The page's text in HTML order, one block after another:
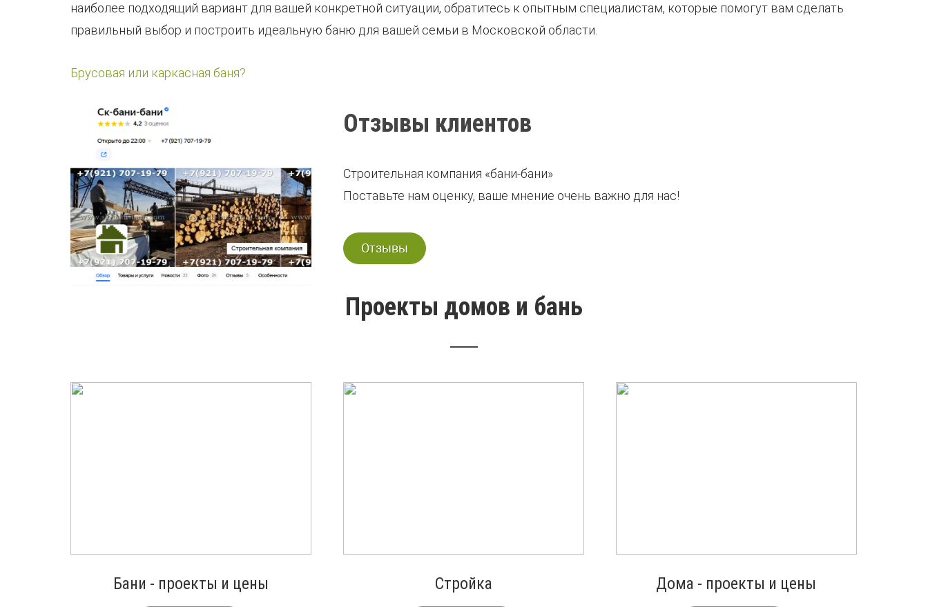
наиболее подходящий вариант для вашей конкретной ситуации, обратитесь к опытным специалистам, которые помогут вам сделать
правильный выбор и построить идеальную баню для вашей семьи в Московской области.
Брусовая или каркасная баня?
Отзывы клиентов
Строительная компания «бани-бани»
Поставьте нам оценку, ваше мнение очень важно для нас!
Отзывы
Проекты домов и бань
Бани - проекты и цены Стройка Дома - проекты и цены